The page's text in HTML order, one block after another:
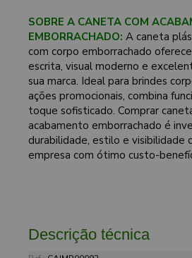
SOBRE A CANETA COM
EMBORRACHADO: A caneta
com corpo emborrachado
escrita, visual moderno e
sua marca. Ideal para brindes
ações promocionais, combina
toque sofisticado. Comprar
acabamento emborrachado é
durabilidade, estilo e visibilidade
empresa com ótimo custo-
Descrição técnica